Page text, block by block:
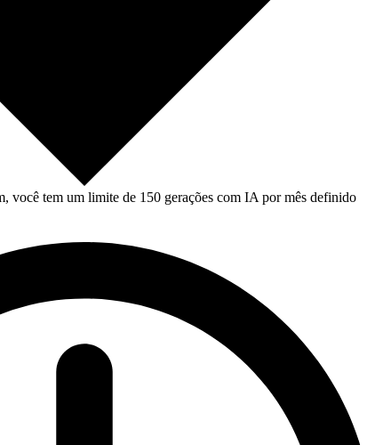
você tem um limite de 150 gerações com IA por mês definido